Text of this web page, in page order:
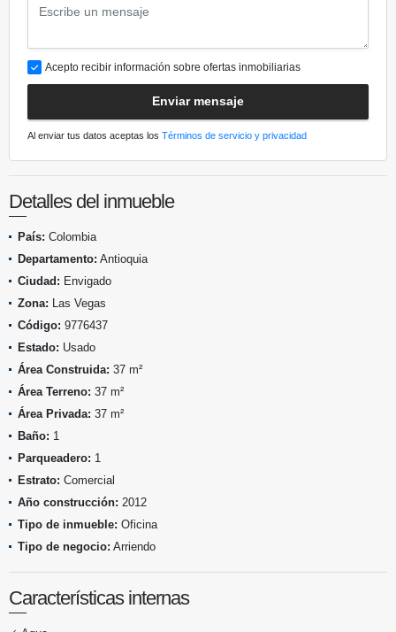
Acepto recibir información sobre ofertas inmobiliarias
Enviar mensaje
Al enviar tus datos aceptas los Términos de servicio y privacidad
Detalles del inmueble
País: Colombia
Departamento: Antioquia
Ciudad: Envigado
Zona: Las Vegas
Código: 9776437
Estado: Usado
Área Construida: 37 m²
Área Terreno: 37 m²
Área Privada: 37 m²
Baño: 1
Parqueadero: 1
Estrato: Comercial
Año construcción: 2012
Tipo de inmueble: Oficina
Tipo de negocio: Arriendo
Características internas